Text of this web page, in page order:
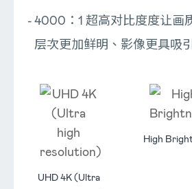
4000：1 超高对比度度让画
层次更加鲜明、影像更具吸
UHD 4K (Ultra
High